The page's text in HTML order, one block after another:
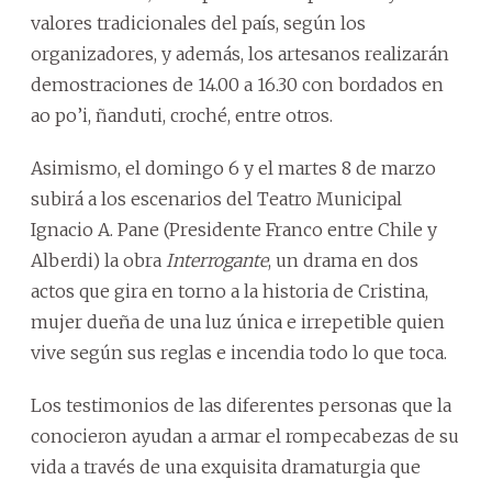
valores tradicionales del país, según los
organizadores, y además, los artesanos realizarán
demostraciones de 14.00 a 16.30 con bordados en
ao po’i, ñanduti, croché, entre otros.
Asimismo, el domingo 6 y el martes 8 de marzo
subirá a los escenarios del Teatro Municipal
Ignacio A. Pane (Presidente Franco entre Chile y
Alberdi) la obra Interrogante, un drama en dos
actos que gira en torno a la historia de Cristina,
mujer dueña de una luz única e irrepetible quien
vive según sus reglas e incendia todo lo que toca.
Los testimonios de las diferentes personas que la
conocieron ayudan a armar el rompecabezas de su
vida a través de una exquisita dramaturgia que